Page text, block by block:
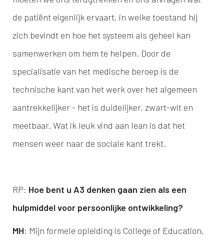
de patiënt eigenlijk ervaart, in welke toestand hij
zich bevindt en hoe het systeem als geheel kan
samenwerken om hem te helpen. Door de
specialisatie van het medische beroep is de
technische kant van het werk over het algemeen
aantrekkelijker - het is duidelijker, zwart-wit en
meetbaar. Wat ik leuk vind aan lean is dat het
mensen weer naar de sociale kant trekt.
RP: Hoe bent u A3 denken gaan zien als een
hulpmiddel voor persoonlijke ontwikkeling?
MH: Mijn formele opleiding is College of Education,